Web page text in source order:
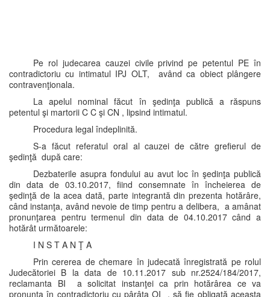
Pe rol judecarea cauzei civile privind pe petentul PE în
contradictoriu cu intimatul IPJ OLT, având ca obiect plângere
contravenţionala.
La apelul nominal făcut în şedinţa publică a răspuns
petentul şi martorii C C şi CN , lipsind intimatul.
Procedura legal îndeplinită.
S-a făcut referatul oral al cauzei de către grefierul de
şedinţă după care:
Dezbaterile asupra fondului au avut loc în şedinţa publică
din data de 03.10.2017, fiind consemnate în încheierea de
şedinţă de la acea dată, parte integrantă din prezenta hotărâre,
când instanţa, având nevoie de timp pentru a delibera, a amânat
pronunţarea pentru termenul din data de 04.10.2017 când a
hotărât următoarele:
I N S T A N Ţ A
Prin cererea de chemare în judecată înregistrată pe rolul
Judecătoriei B la data de 10.11.2017 sub nr.2524/184/2017,
reclamanta BI a solicitat instanţei ca prin hotărârea ce va
pronunta în contradictoriu cu pârâta OI , să fie obligată aceasta